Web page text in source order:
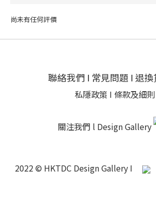
尚未有任何評價
聯絡我們 I 常見問題 I 退
私隱政策 I 條款及細則
關注我們 l Design Gallery
2022 © HKTDC Design Gallery I